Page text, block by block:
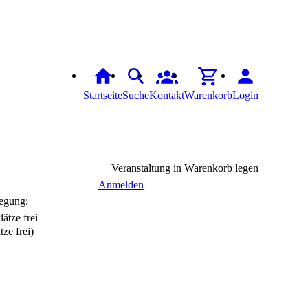
StartseiteSucheKontaktWarenkorbLogin
Veranstaltung in Warenkorb legen
Anmelden
frei)